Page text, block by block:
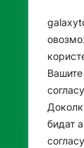
бидат